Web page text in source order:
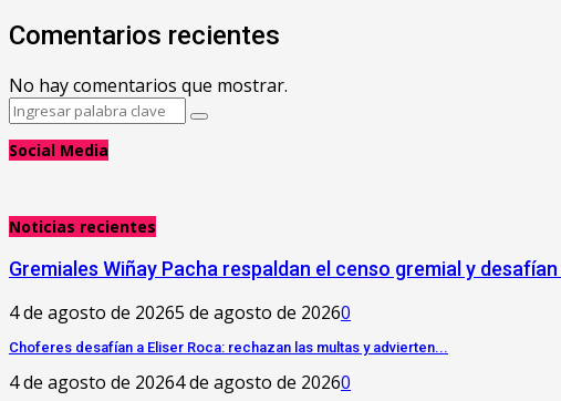
Comentarios recientes
No hay comentarios que mostrar.
Search
Search
Social Media
Noticias recientes
Gremiales Wiñay Pacha respaldan el censo gremial y
4 de agosto de 20265 de agosto de 20260
Choferes desafían a Eliser Roca: rechazan las multas y advierten...
4 de agosto de 20264 de agosto de 20260